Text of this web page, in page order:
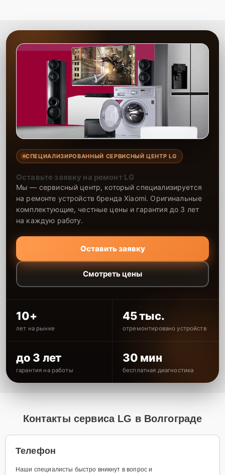
СПЕЦИАЛИЗИРОВАННЫЙ СЕРВИСНЫЙ ЦЕНТР LG
Оставьте заявку на ремонт LG
Мы — сервисный центр, который специализируется
на ремонте устройств бренда Xiaomi. Оригинальные
комплектующие, честные цены и гарантия до 3 лет
на каждую работу.
Оставить заявку
Смотреть цены
10+
лет на рынке
45 тыс.
отремонтировано устройств
до 3 лет
гарантия на работы
30 мин
бесплатная диагностика
Контакты сервиса LG в Волгограде
Телефон
Наши специалисты быстро вникнут в вопрос и